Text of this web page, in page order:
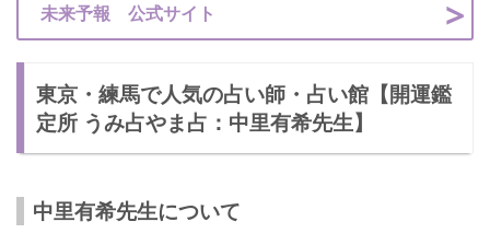
未来予報 公式サイト
東京・練馬で人気の占い師・占い館【開運鑑
定所 うみ占やま占：中里有希先生】
中里有希先生について